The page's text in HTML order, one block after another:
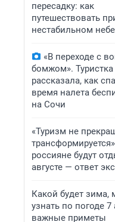
пересадку: как
путешествовать
нестабильном небе
«В переходе с
бомжом». Туристка
рассказала, как
время налета
на Сочи
«Туризм не
россияне будут
августе — ответ
Какой будет зима,
узнать по погоде 7
важные приметы